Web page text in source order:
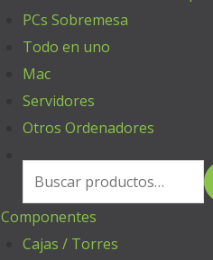
PCs Sobremesa
Todo en uno
Mac
Servidores
Otros Ordenadores
Componentes
Cajas / Torres